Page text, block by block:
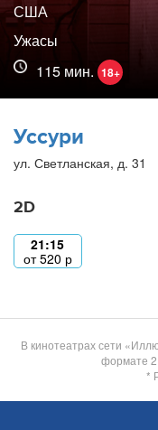
США
Ужасы
115 мин. 18+
Уссури
ул. Светланская, д. 31
2D
21:15
от520 р
В кинотеатрах сети
формате
*